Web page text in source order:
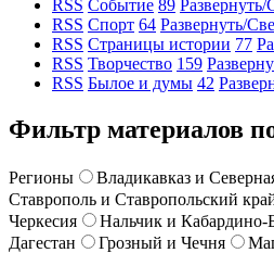
RSS Событие 89 Развернуть/
RSS Спорт 64 Развернуть/
RSS Страницы истории 77
RSS Творчество 159
RSS Былое и думы 42
Фильтр материалов
Регионы
Владикавказ и
Ставрополь и Ставропольский
Черкесия
Нальчик и Кабардино-
Дагестан
Грозный и Чечня